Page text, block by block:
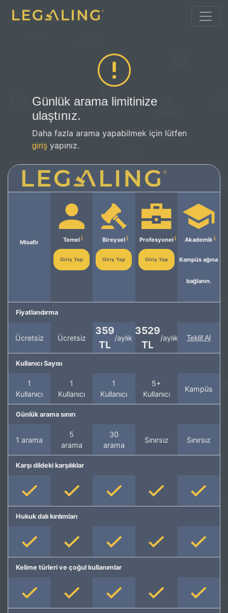
Günlük arama limitinize
ulaştınız.
Daha fazla arama yapabilmek için lütfen
giriş yapınız.
Misafir Temel
Giriş Yap
Bireysel
Giriş Yap
Profesyonel
Giriş Yap
Akademik
Kampüs ağına
bağlanın.
Fiyatlandırma
Ücretsiz Ücretsiz
359
TL
/aylık
3529
TL
/aylık Teklif Al
Kullanıcı Sayısı
1
Kullanıcı
1
Kullanıcı
1
Kullanıcı
5+
Kullanıcı
Kampüs
Günlük arama sınırı
1 arama
5
arama
30
arama
Sınırsız Sınırsız
Karşı dildeki karşılıklar
Hukuk dalı kırılımları
Kelime türleri ve çoğul kullanımlar